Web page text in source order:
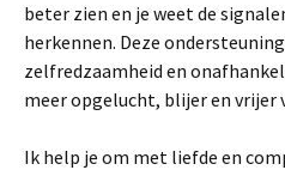
beter zien en je weet de
herkennen. Deze
zelfredzaamheid en
meer opgelucht, blijer en vrijer
Ik help je om met liefde en